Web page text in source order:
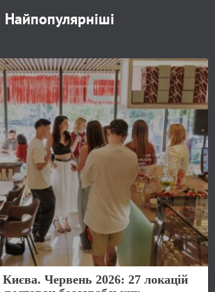
Найпопулярніші
Червень 2026: 27 локацій